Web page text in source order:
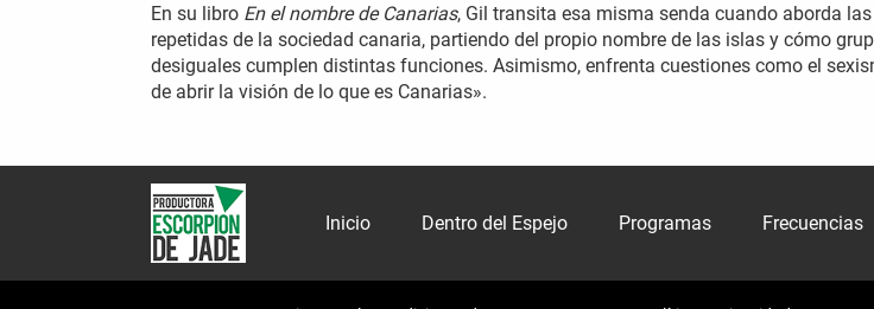
En su libro En el nombre de Canarias, Gil transita esa misma senda cuando aborda
repetidas de la sociedad canaria, partiendo del propio nombre de las islas y cómo
desiguales cumplen distintas funciones. Asimismo, enfrenta cuestiones como el
de abrir la visión de lo que es Canarias».
Inicio Dentro del Espejo Programas Frecuencias